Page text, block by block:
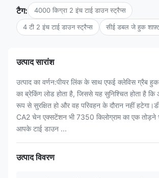
टैग: 4000 किग्रा 2 इंच टाई डाउन स्ट्रैप्स
4 टी 2 इंच टाई डाउन स्ट्रैप्स सीई डबल जे हुक
उत्पाद सारांश
उत्पाद का वर्णन:पीयर लिंक के साथ एफई क्लेविस ग्रैब
का ब्रेकिंग लोड होता है, जिससे यह सुनिश्चित होता है कि
रूप से सुरक्षित हो और वह परिवहन के दौरान नहीं
CA2 चेन एक्सटेंशन भी 7350 किलोग्राम का एक तोड़ने
आपके टाई डाउन ...
उत्पाद विवरण